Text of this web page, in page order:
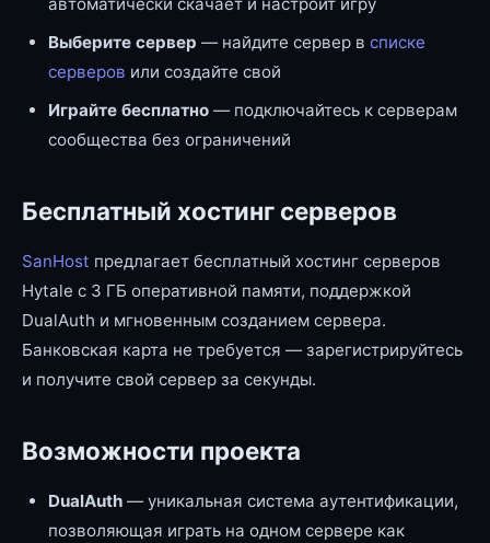
Выберите сервер — найдите сервер в списке
серверов или создайте свой
Играйте бесплатно — подключайтесь к серверам
сообщества без ограничений
Бесплатный хостинг серверов
SanHost предлагает бесплатный хостинг серверов
Hytale с 3 ГБ оперативной памяти, поддержкой
DualAuth и мгновенным созданием сервера.
Банковская карта не требуется — зарегистрируйтесь
и получите свой сервер за секунды.
Возможности проекта
DualAuth — уникальная система аутентификации,
позволяющая играть на одном сервере как